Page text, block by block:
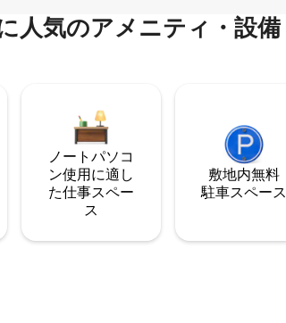
人気のアメニティ・設備
ノートパソコ
ン使用に適し
た仕事スペー
ス
敷地内無料
駐⁠車ス⁠ペ⁠ー⁠ス